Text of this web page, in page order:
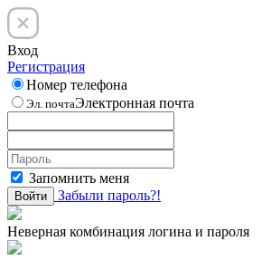
Вход
Регистрация
Номер телефона
Эл. почтаЭлектронная почта
Запомнить меня
Войти Забыли пароль?!
Неверная комбинация логина и пароля